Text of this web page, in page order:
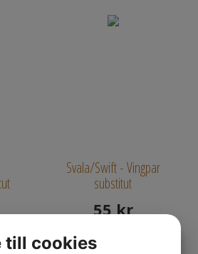
Svala/Swift - Vingpar
substitut
55kr
till cookies